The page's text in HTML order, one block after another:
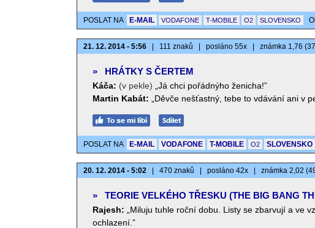
POSLAT NA E-MAIL VODAFONE T-MOBILE O2 SLOVENSKO
21. 12. 2014 - 5:56 111 znaků posláno 55x známka 1,76
» HRÁTKY S ČERTEM
Káča: (v pekle)
„Já chci pořádnýho ženicha!”
Martin Kabát:
„Děvče nešťastný, tebe to vdávání ani v
POSLAT NA E-MAIL VODAFONE T-MOBILE O2 SLOVENSKO
20. 12. 2014 - 5:02 470 znaků posláno 42x známka 2,02
» TEORIE VELKÉHO TŘESKU (THE BIG BANG
Rajesh:
„Miluju tuhle roční dobu. Listy se zbarvují a ve
ochlazení.”